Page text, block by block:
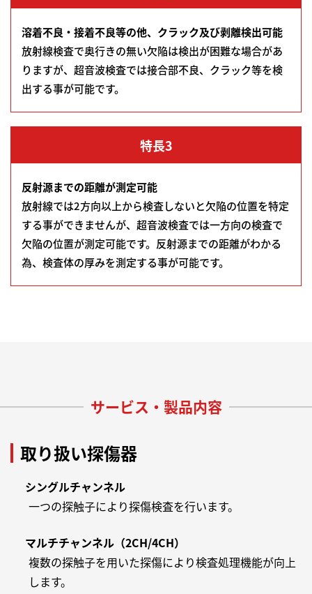
溶着不良・接着不良等の他、クラック及び剥離検出可能
放射線検査で奥行きの無い欠陥は検出が困難な場合があ
りますが、超音波検査では接合部不良、クラック等を検
出する事が可能です。
特長3
反射源までの距離が測定可能
放射線では2方向以上から検査しないと欠陥の位置を特定
する事ができませんが、超音波検査では一方向の検査で
欠陥の位置が測定可能です。反射源までの距離がわかる
為、検査体の厚みを測定する事が可能です。
サービス・製品内容
取り扱い探傷器
シングルチャンネル
一つの探触子により探傷検査を行います。
マルチチャンネル（2CH/4CH）
複数の探触子を用いた探傷により検査処理機能が向上
します。